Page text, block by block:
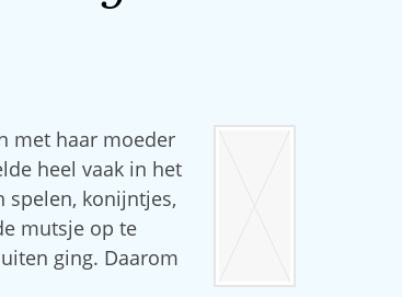
met haar moeder
heel vaak in het
spelen, konijntjes,
mutsje op te
ging. Daarom